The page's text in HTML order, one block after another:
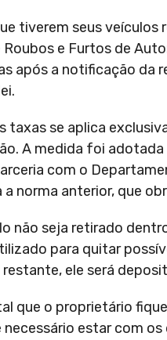
tiverem seus
Roubos e Furtos de
após a notificação da
taxas se aplica
A medida foi
com o
norma anterior, que
não seja retirado
para quitar
restante, ele será
que o proprietário
necessário estar com